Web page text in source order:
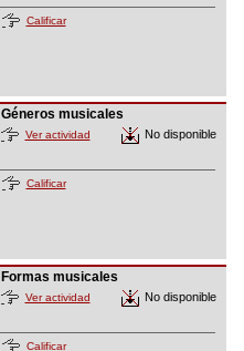
Calificar
Géneros musicales
Ver actividad No disponible
Calificar
Formas musicales
Ver actividad No disponible
Calificar